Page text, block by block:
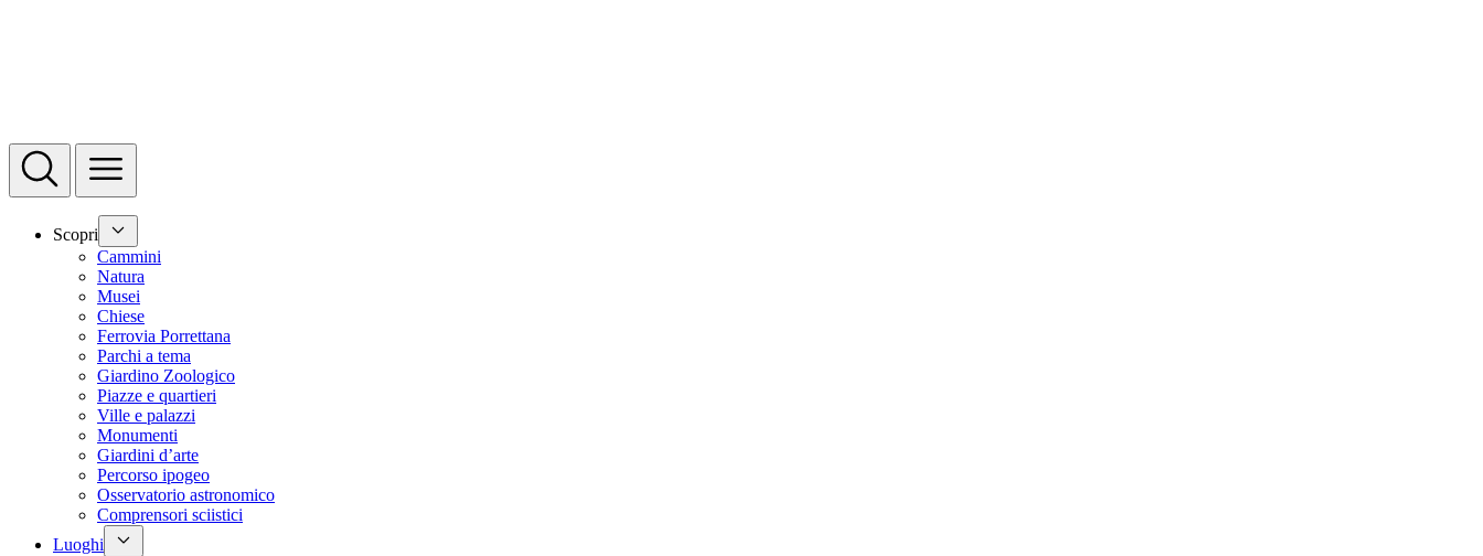
Scopri
Cammini
Natura
Musei
Chiese
Ferrovia Porrettana
Parchi a tema
Giardino Zoologico
Piazze e quartieri
Ville e palazzi
Monumenti
Giardini d’arte
Percorso ipogeo
Osservatorio astronomico
Comprensori sciistici
Luoghi